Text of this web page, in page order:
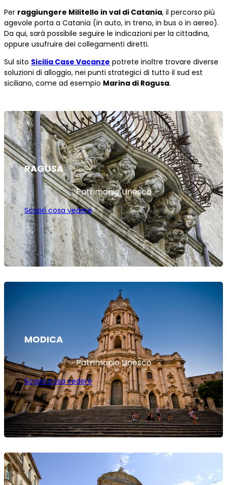
Per raggiungere Militello in val di Catania, il percorso più
agevole porta a Catania (in auto, in treno, in bus o in aereo).
Da qui, sarà possibile seguire le indicazioni per la cittadina,
oppure usufruire dei collegamenti diretti.
Sul sito Sicilia Case Vacanze potrete inoltre trovare diverse
soluzioni di alloggio, nei punti strategici di tutto il sud est
siciliano, come ad esempio Marina di Ragusa.
RAGUSA
Patrimonio Unesco
Scopri cosa vedere
MODICA
Patrimonio Unesco
Scopri cosa vedere